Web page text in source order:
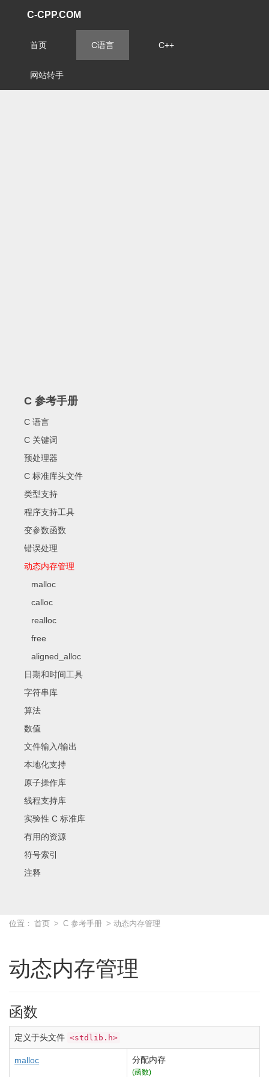
C-CPP.COM
首页 C语言 C++
网站转手
C 参考手册
C 语言
C 关键词
预处理器
C 标准库头文件
类型支持
程序支持工具
变参数函数
错误处理
动态内存管理
malloc
calloc
realloc
free
aligned_alloc
日期和时间工具
字符串库
算法
数值
文件输入/输出
本地化支持
原子操作库
线程支持库
实验性 C 标准库
有用的资源
符号索引
注释
位置： 首页 > C 参考手册 > 动态内存管理
动态内存管理
函数
定义于头文件 <stdlib.h>
malloc 分配内存
(函数)